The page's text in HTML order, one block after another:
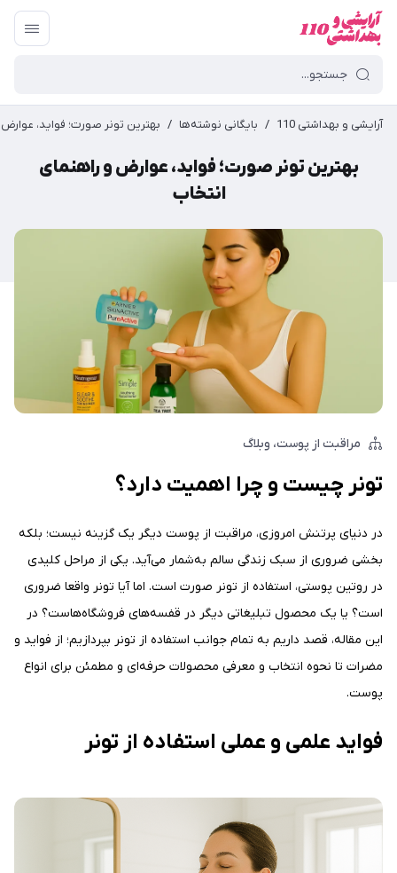
آرایشی و بهداشتی 110 / بایگانی نوشته‌ها / بهترین تونر صورت؛ فواید،
بهترین تونر صورت؛ فواید، عوارض و راهنمای
انتخاب
مراقبت از پوست وبلاگ
تونر چیست و چرا اهمیت دارد؟
در دنیای پرتنش امروزی، مراقبت از پوست دیگر یک گزینه نیست؛ بلکه
بخشی ضروری از سبک زندگی سالم به‌شمار می‌آید. یکی از مراحل کلیدی
در روتین پوستی، استفاده از تونر صورت است. اما آیا تونر واقعا ضروری
است؟ یا یک محصول تبلیغاتی دیگر در قفسه‌های فروشگاه‌هاست؟ در
این مقاله، قصد داریم به تمام جوانب استفاده از تونر بپردازیم؛ از فواید و
مضرات تا نحوه انتخاب و معرفی محصولات حرفه‌ای و مطمئن برای انواع
پوست.
فواید علمی و عملی استفاده از تونر